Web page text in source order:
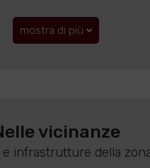
mostra di più
vicinanze
infrastrutture della